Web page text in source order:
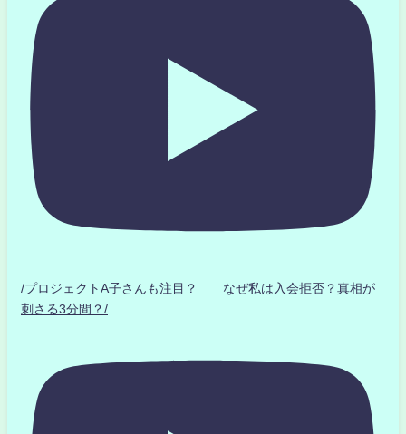
/プロジェクトA子さんも注目？ なぜ私は入会拒否？真相が
刺さる3分間？/